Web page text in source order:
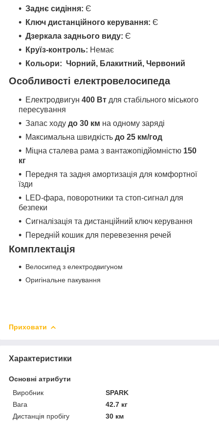
Заднє сидіння: Є
Ключ дистанційного керування: Є
Дзеркала заднього виду: Є
Круїз-контроль: Немає
Кольори: Чорний, Блакитний, Червоний
Особливості електровелосипеда
Електродвигун 400 Вт для стабільного міського
пересування
Запас ходу до 30 км на одному заряді
Максимальна швидкість до 25 км/год
Міцна сталева рама з вантажопідйомністю 150
кг
Передня та задня амортизація для комфортної
їзди
LED-фара, поворотники та стоп-сигнал для
безпеки
Сигналізація та дистанційний ключ керування
Передній кошик для перевезення речей
Комплектація
Велосипед з електродвигуном
Оригінальне пакування
Приховати
Характеристики
Основні атрибути
Виробник
SPARK
Вага
42.7 кг
Дистанція пробігу
30 км